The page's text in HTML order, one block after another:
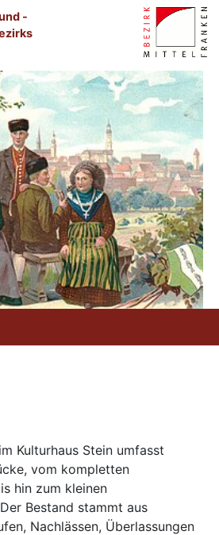
-
Kulturhaus Stein umfasst
vom kompletten
hin zum kleinen
Bestand stammt aus
Nachlässen, Überlassungen